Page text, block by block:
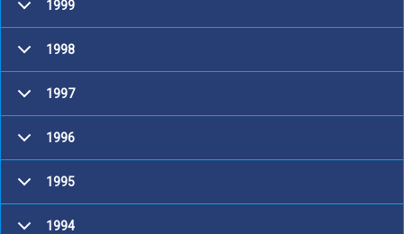
1999
1998
1997
1996
1995
1994